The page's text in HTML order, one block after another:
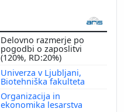
Delovno razmerje po
pogodbi o zaposlitvi
(120%, RD:20%)
Univerza v Ljubljani,
Biotehniška fakulteta
Organizacija in
ekonomika lesarstva